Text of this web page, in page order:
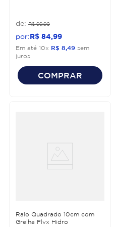
R$ 99,90
R$ 84 99
Em até 10x R$ 8 49 sem
juros
COMPRAR
Ralo Quadrado 10cm com
Grelha Flvx Hidro